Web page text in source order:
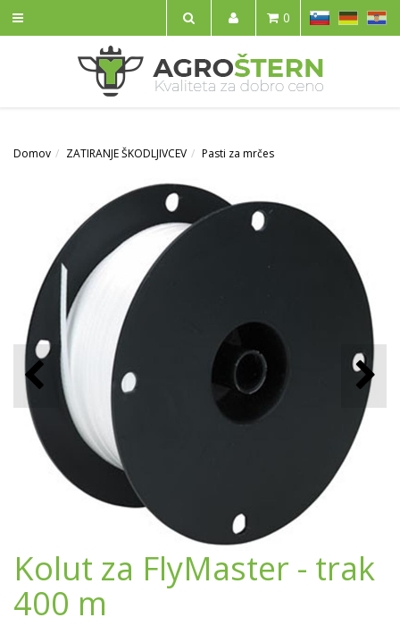
IŠČI
SL HR
0
Domov ZATIRANJE ŠKODLJIVCEV Pasti za mrčes
Kolut za FlyMaster - trak
400 m